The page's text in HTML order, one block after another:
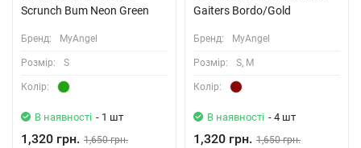
Scrunch Bum Neon Green
Бренд: MyAngel
Розмiр: S
Колiр:
В наявності - 1 шт
1,320 грн. 1,650 грн.
Gaiters Bordo/Gold
Бренд: MyAngel
Розмiр: S, M
Колiр:
В наявності - 4 шт
1,320 грн. 1,650 грн.